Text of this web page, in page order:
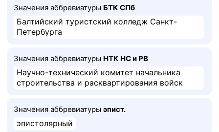
Значения аббревиатуры БТК СПб
Балтийский туристский колледж Санкт-
Петербурга
Значения аббревиатуры НТК НС и РВ
Научно-технический комитет начальника
строительства и расквартирования войск
Значения аббревиатуры эпист.
эпистолярный